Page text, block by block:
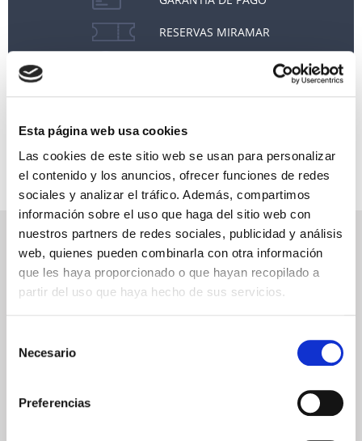
Esta página web usa cookies
Las cookies de este sitio web se usan para personalizar
el contenido y los anuncios, ofrecer funciones de redes
sociales y analizar el tráfico. Además, compartimos
información sobre el uso que haga del sitio web con
nuestros partners de redes sociales, publicidad y análisis
web, quienes pueden combinarla con otra información
que les haya proporcionado o que hayan recopilado a
partir del uso que haya hecho de sus servicios.
Necesario
Preferencias
RESERVAS MIRAMAR
INFORMACIÓN ÚTIL
NEWSLETTER
Déjanos tu email y recibirás promociones y las últimas novedades en
cruceros:
ENVIAR